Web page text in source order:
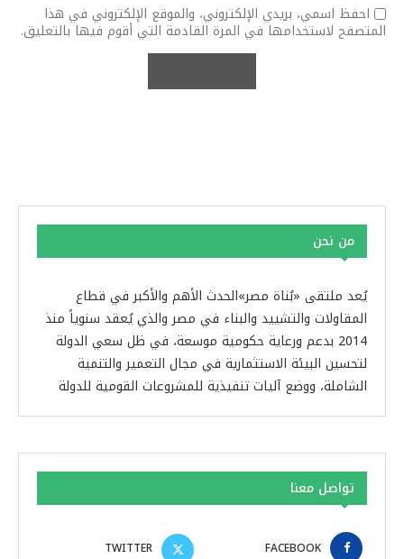
احفظ اسمي، بريدي الإلكتروني، والموقع الإلكتروني في هذا
المتصفح لاستخدامها في المرة القادمة التي أقوم فيها بالتعليق.
من نحن
يُعد ملتقى «بُناة مصر»الحدث الأهم والأكبر في قطاع
المقاولات والتشييد والبناء في مصر والذي يُعقد سنوياً منذ
2014 بدعم ورعاية حكومية موسعة، في ظل سعي الدولة
لتحسين البيئة الاستثمارية في مجال التعمير والتنمية
الشاملة، ووضع آليات تنفيذية للمشروعات القومية للدولة
تواصل معنا
FACEBOOK
TWITTER